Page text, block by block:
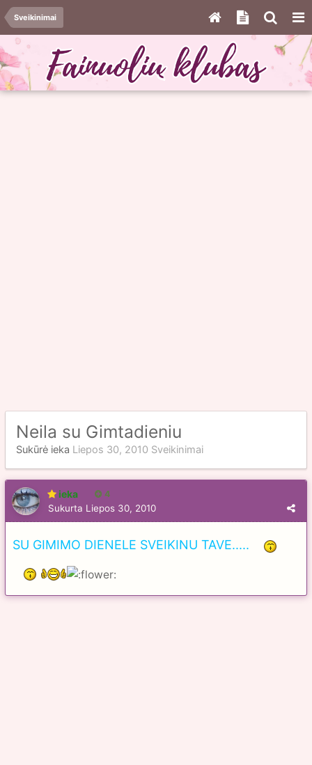
Sveikinimai
Neila su Gimtadieniu
Sukūrė ieka Liepos 30, 2010 Sveikinimai
ieka 4
Sukurta Liepos 30, 2010
SU GIMIMO DIENELE SVEIKINU TAVE.....